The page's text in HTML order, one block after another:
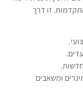
זו דרך
ומשאבים